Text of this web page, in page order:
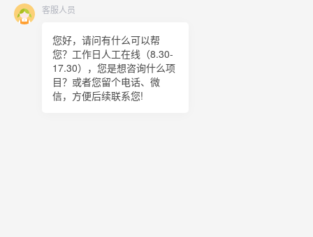
客服人员
您好，请问有什么可以帮
您？工作日人工在线（8.30-
17.30），您是想咨询什么项
目？或者您留个电话、微
信，方便后续联系您!
在线留言
二维码